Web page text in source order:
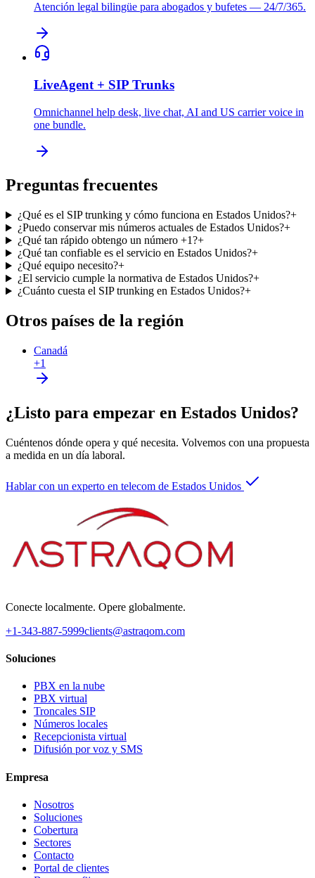
Atención legal bilingüe para abogados y bufetes — 24/7/365.
LiveAgent + SIP Trunks
Omnichannel help desk, live chat, AI and US carrier voice in
one bundle.
Preguntas frecuentes
¿Qué es el SIP trunking y cómo funciona en Estados Unidos?+
¿Puedo conservar mis números actuales de Estados Unidos?+
¿Qué tan rápido obtengo un número +1?+
¿Qué tan confiable es el servicio en Estados Unidos?+
¿Qué equipo necesito?+
¿El servicio cumple la normativa de Estados Unidos?+
¿Cuánto cuesta el SIP trunking en Estados Unidos?+
Otros países de la región
Canadá
+1
¿Listo para empezar en Estados Unidos?
Cuéntenos dónde opera y qué necesita. Volvemos con una propuesta
a medida en un día laboral.
Hablar con un experto en telecom de Estados Unidos
Conecte localmente. Opere globalmente.
+1-343-887-5999clients@astraqom.com
Soluciones
PBX en la nube
PBX virtual
Troncales SIP
Números locales
Recepcionista virtual
Difusión por voz y SMS
Empresa
Nosotros
Soluciones
Cobertura
Sectores
Contacto
Portal de clientes